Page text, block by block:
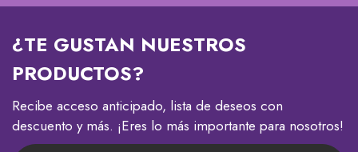
¿TE GUSTAN NUESTROS
PRODUCTOS?
Recibe acceso anticipado, lista de deseos con
descuento y más. ¡Eres lo más importante para nosotros!